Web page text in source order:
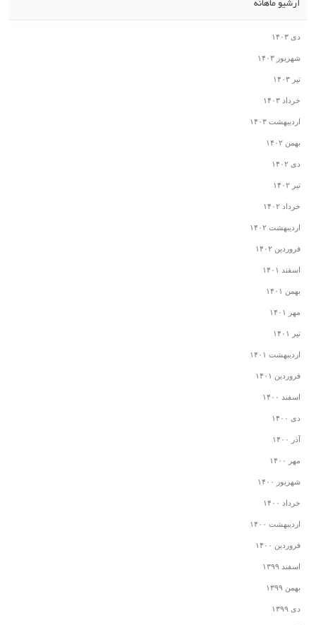
آرشیو ماهانه
دی ۱۴۰۳
شهریور ۱۴۰۳
تیر ۱۴۰۳
خرداد ۱۴۰۳
اردیبهشت ۱۴۰۳
بهمن ۱۴۰۲
دی ۱۴۰۲
تیر ۱۴۰۲
خرداد ۱۴۰۲
اردیبهشت ۱۴۰۲
فروردین ۱۴۰۲
اسفند ۱۴۰۱
بهمن ۱۴۰۱
مهر ۱۴۰۱
تیر ۱۴۰۱
اردیبهشت ۱۴۰۱
فروردین ۱۴۰۱
اسفند ۱۴۰۰
دی ۱۴۰۰
آذر ۱۴۰۰
مهر ۱۴۰۰
شهریور ۱۴۰۰
خرداد ۱۴۰۰
اردیبهشت ۱۴۰۰
فروردین ۱۴۰۰
اسفند ۱۳۹۹
بهمن ۱۳۹۹
دی ۱۳۹۹